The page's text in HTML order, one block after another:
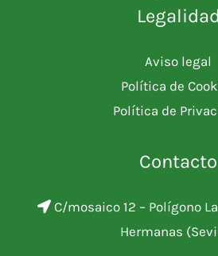
Legalidad
Aviso legal
Política de
Política de
Contacto
C/mosaico 12 – Polígono
Hermanas